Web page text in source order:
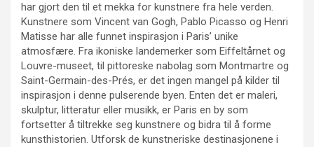
har gjort den til et mekka for kunstnere fra hele verden.
Kunstnere som Vincent van Gogh, Pablo Picasso og Henri
Matisse har alle funnet inspirasjon i Paris’ unike
atmosfære. Fra ikoniske landemerker som Eiffeltårnet og
Louvre-museet, til pittoreske nabolag som Montmartre og
Saint-Germain-des-Prés, er det ingen mangel på kilder til
inspirasjon i denne pulserende byen. Enten det er maleri,
skulptur, litteratur eller musikk, er Paris en by som
fortsetter å tiltrekke seg kunstnere og bidra til å forme
kunsthistorien. Utforsk de kunstneriske destinasjonene i